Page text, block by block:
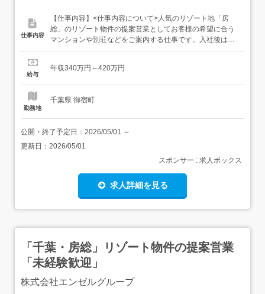
仕事内容
【仕事内容】<仕事内容について>人気のリゾート地「房
総」のリゾート物件の提案営業としてお客様の希望に合う
マンションや別荘などをご案内する仕事です。入社後は先
輩社員がしっかりフォローしますので、営業未経験、業界
お客様からの問い合わせを受けてスタートします。<具体
給与
年収340万円～420万円
勤務地
千葉県 御宿町
公開・終了予定日： 2026/05/01 ～
更新日： 2026/05/01
スポンサー : 求人ボックス
求人詳細を見る
「千葉・房総」リゾート物件の提案営業
「未経験歓迎」
株式会社エンゼルグループ